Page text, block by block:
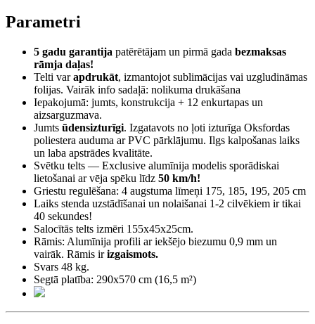
Parametri
5 gadu garantija patērētājam un pirmā gada bezmaksas
rāmja daļas!
Telti varapdrukāt, izmantojot sublimācijas vai uzgludināmas
folijas. Vairāk info sadaļā: nolikuma drukāšana
Iepakojumā: jumts, konstrukcija + 12 enkurtapas un
aizsarguzmava.
Jumts ūdensizturīgi. Izgatavots no ļoti izturīga Oksfordas
poliestera auduma ar PVC pārklājumu. Ilgs kalpošanas laiks
un laba apstrādes kvalitāte.
Svētku telts — Exclusive alumīnija modelis sporādiskai
lietošanai ar vēja spēku līdz 50 km/h!
Griestu regulēšana: 4 augstuma līmeņi 175, 185, 195, 205 cm
Laiks stenda uzstādīšanai un nolaišanai 1-2 cilvēkiem ir tikai
40 sekundes!
Salocītās telts izmēri 155x45x25cm.
Rāmis: Alumīnija profili ar iekšējo biezumu 0,9 mm un
vairāk. Rāmis irizgaismots.
Svars 48 kg.
Segtā platība: 290x570 cm (16,5 m²)